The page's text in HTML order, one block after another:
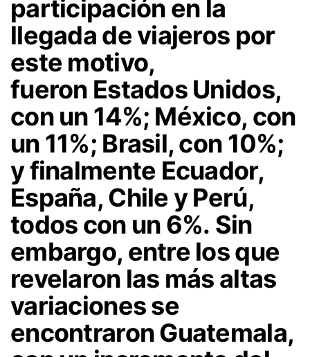
participación en la
llegada de viajeros por
este motivo,
fueron Estados Unidos,
con un 14%; México, con
un 11%; Brasil, con 10%;
y finalmente Ecuador,
España, Chile y Perú,
todos con un 6%. Sin
embargo, entre los que
revelaron las más altas
variaciones se
encontraronGuatemala,